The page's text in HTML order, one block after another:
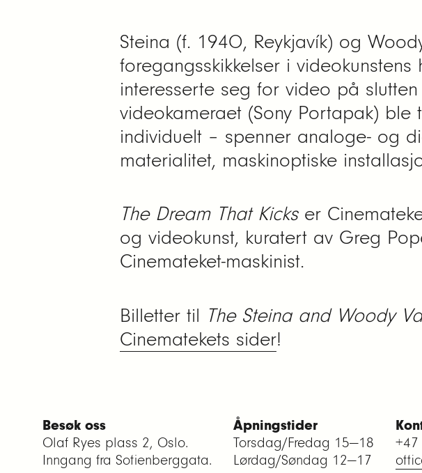
Steina (f. 1940, Reykjavík) og
foregangsskikkelser i
interesserte seg for video på
videokameraet (Sony Portapak)
individuelt – spenner analoge- og
materialitet, maskinoptiske
The Dream That Kickser
og videokunst, kuratert av Greg
Cinemateket-maskinist.
Billetter til The Steina and Woody
Cinematekets sider!
Besøk oss
Olaf Ryes plass 2, Oslo.
Inngang fra Sofienberggata.
Åpningstider
Torsdag/Fredag 15—18
Lørdag/Søndag 12—17